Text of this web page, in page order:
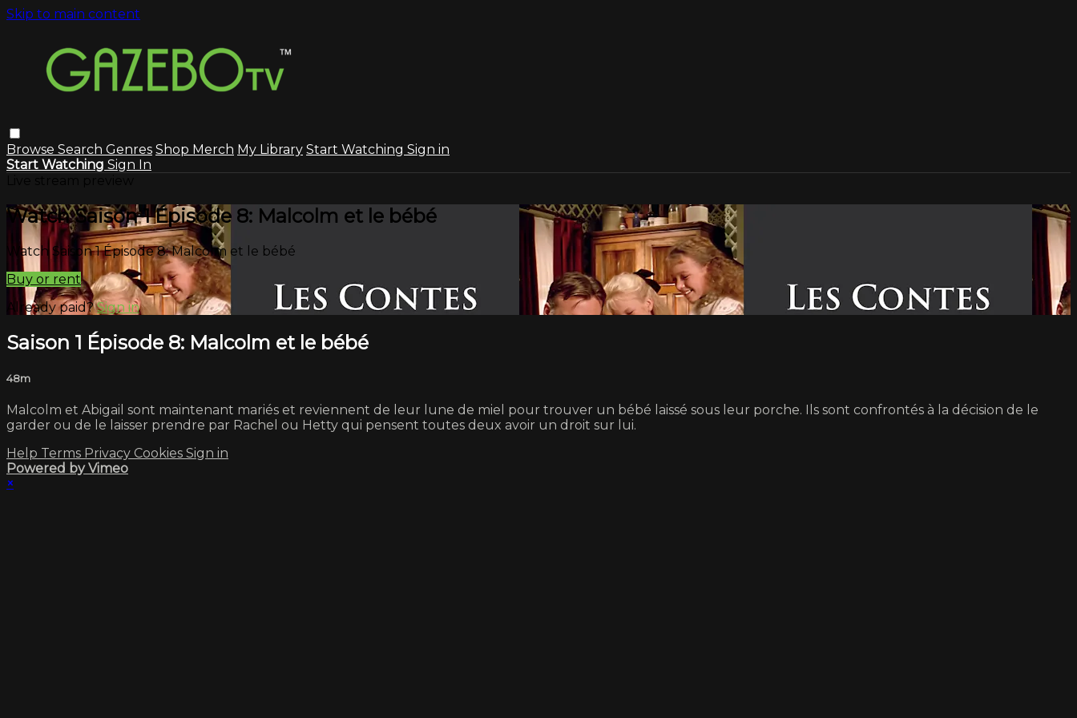
Skip to main content
Browse Search Genres Shop Merch My Library Start Watching Sign in
Start Watching Sign In
Watch Saison 1 Épisode 8: Malcolm et le bébé
Watch Saison 1 Épisode 8: Malcolm et le bébé
Buy or rent
Already paid?Sign in
Saison 1 Épisode 8: Malcolm et le bébé
48m
Malcolm et Abigail sont maintenant mariés et reviennent de leur lune de miel pour trouver un bébé laissé sous leur porche. Ils sont confrontés à la décision de le
garder ou de le laisser prendre par Rachel ou Hetty qui pensent toutes deux avoir un droit sur lui.
Help Terms Privacy Cookies Sign in
Powered by Vimeo
×